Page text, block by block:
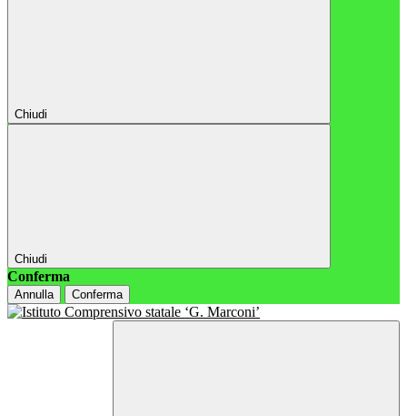
Chiudi
Chiudi
Conferma
Annulla Conferma